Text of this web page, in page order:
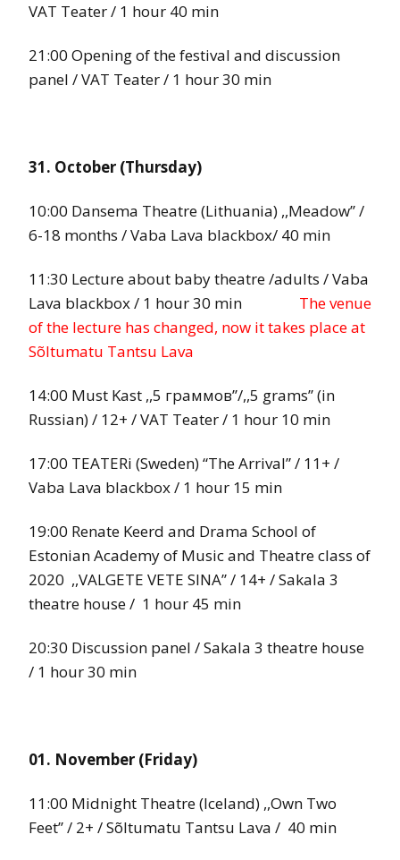
VAT Teater / 1 hour 40 min
21:00 Opening of the festival and discussion
panel / VAT Teater / 1 hour 30 min
31. October (Thursday)
10:00 Dansema Theatre (Lithuania) ,,Meadow’’ /
6-18 months / Vaba Lava blackbox/ 40 min
11:30 Lecture about baby theatre /adults / Vaba
Lava blackbox / 1 hour 30 min The venue
of the lecture has changed, now it takes place at
Sõltumatu Tantsu Lava
14:00 Must Kast ,,5 граммов’’/,,5 grams’’ (in
Russian) / 12+ / VAT Teater / 1 hour 10 min
17:00 TEATERi (Sweden) “The Arrival” / 11+ /
Vaba Lava blackbox / 1 hour 15 min
19:00 Renate Keerd and Drama School of
Estonian Academy of Music and Theatre class of
2020 ,,VALGETE VETE SINA’’ / 14+ / Sakala 3
theatre house / 1 hour 45 min
20:30 Discussion panel / Sakala 3 theatre house
/ 1 hour 30 min
01. November (Friday)
11:00 Midnight Theatre (Iceland) ,,Own Two
Feet’’ / 2+ / Sõltumatu Tantsu Lava / 40 min